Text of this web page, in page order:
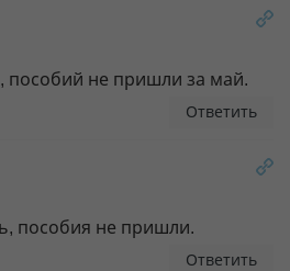
пособий не пришли за май.
Ответить
пособия не пришли.
Ответить